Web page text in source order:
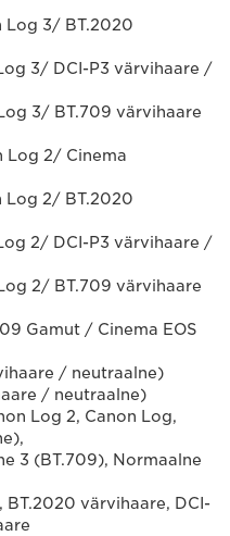
Log 3/ BT.2020
3/ DCI-P3 värvihaare /
3/ BT.709 värvihaare
Log 2/ Cinema
Log 2/ BT.2020
2/ DCI-P3 värvihaare /
2/ BT.709 värvihaare
Gamut / Cinema EOS
/ neutraalne)
/ neutraalne)
Log 2, Canon Log,
3 (BT.709), Normaalne
värvihaare, DCI-